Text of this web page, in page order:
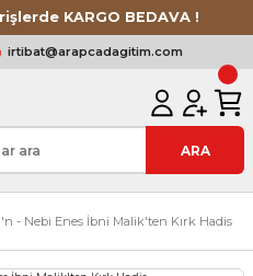
KARGO BEDAVA !
irtibat@arapcadagitim.com
ARA
- Nebi Enes İbni Malik'ten Kırk Hadis